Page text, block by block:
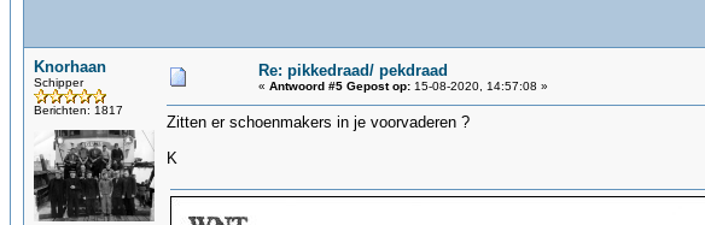
Knorhaan
Schipper
Berichten: 1817
Re: pikkedraad/ pekdraad
« Antwoord #5 Gepost op: 15-08-2020, 14:57:08 »
Zitten er schoenmakers in je voorvaderen ?
K